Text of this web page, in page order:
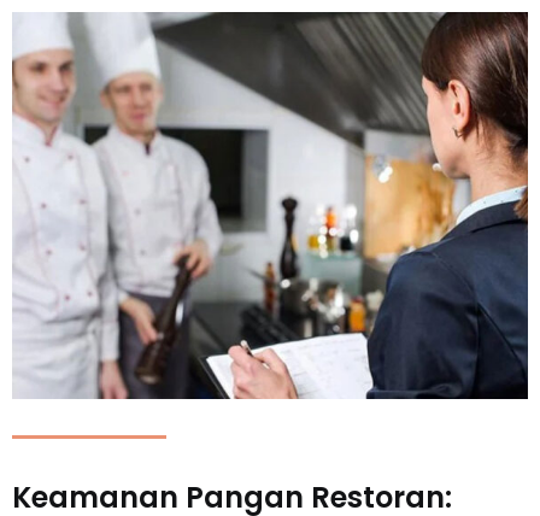
Keamanan Pangan Restoran: